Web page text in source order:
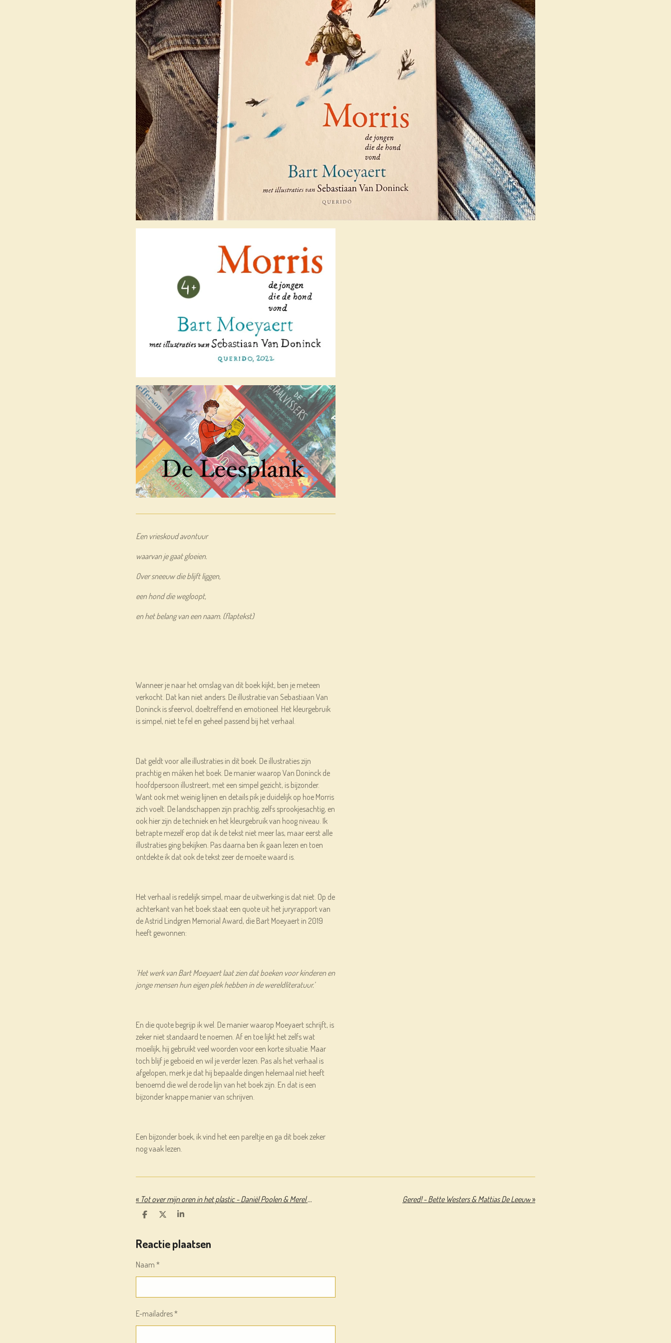
Een vrieskoud avontuur
waarvan je gaat gloeien.
Over sneeuw die blijft liggen,
een hond die wegloopt,
en het belang van een naam. (flaptekst)
Wanneer je naar het omslag van dit boek kijkt, ben je meteen
verkocht. Dat kan niet anders. De illustratie van Sebastiaan Van
Doninck is sfeervol, doeltreffend en emotioneel. Het kleurgebruik
is simpel, niet te fel en geheel passend bij het verhaal.
Dat geldt voor alle illustraties in dit boek. De illustraties zijn
prachtig en máken het boek. De manier waarop Van Doninck de
hoofdpersoon illustreert, met een simpel gezicht, is bijzonder.
Want ook met weinig lijnen en details pik je duidelijk op hoe Morris
zich voelt. De landschappen zijn prachtig, zelfs sprookjesachtig, en
ook hier zijn de techniek en het kleurgebruik van hoog niveau. Ik
betrapte mezelf erop dat ik de tekst niet meer las, maar eerst alle
illustraties ging bekijken. Pas daarna ben ik gaan lezen en toen
ontdekte ik dat ook de tekst zeer de moeite waard is.
Het verhaal is redelijk simpel, maar de uitwerking is dat niet. Op de
achterkant van het boek staat een quote uit het juryrapport van
de Astrid Lindgren Memorial Award, die Bart Moeyaert in 2019
heeft gewonnen:
‘Het werk van Bart Moeyaert laat zien dat boeken voor kinderen en
jonge mensen hun eigen plek hebben in de wereldliteratuur.’
En die quote begrijp ik wel. De manier waarop Moeyaert schrijft, is
zeker niet standaard te noemen. Af en toe lijkt het zelfs wat
moeilijk, hij gebruikt veel woorden voor een korte situatie. Maar
toch blijf je geboeid en wil je verder lezen. Pas als het verhaal is
afgelopen, merk je dat hij bepaalde dingen helemaal niet heeft
benoemd die wel de rode lijn van het boek zijn. En dat is een
bijzonder knappe manier van schrijven.
Een bijzonder boek, ik vind het een pareltje en ga dit boek zeker
nog vaak lezen.
« Tot over mijn oren in het plastic - Daniël Poolen & Merel Corduwener Gered! - Bette Westers & Mattias De Leeuw»
D
E
N
D
L
S
R
E
Reactie plaatsen
Naam *
E-mailadres *